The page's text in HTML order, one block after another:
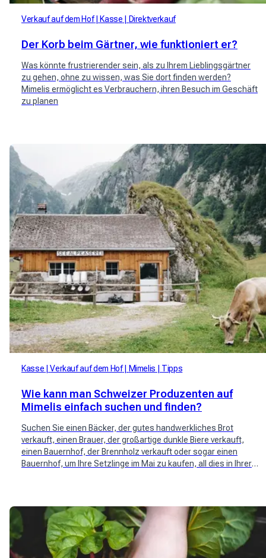
Verkauf auf dem Hof Kasse Direktverkauf
Der Korb beim Gärtner, wie funktioniert er?
Was könnte frustrierender sein, als zu Ihrem Lieblingsgärtner
zu gehen, ohne zu wissen, was Sie dort finden werden?
Mimelis ermöglicht es Verbrauchern, ihren Besuch im Geschäft
zu planen
Kasse Verkauf auf dem Hof Mimelis Tipps
Wie kann man Schweizer Produzenten auf
Mimelis einfach suchen und finden?
Suchen Sie einen Bäcker, der gutes handwerkliches Brot
verkauft, einen Brauer, der großartige dunkle Biere verkauft,
einen Bauernhof, der Brennholz verkauft oder sogar einen
Bauernhof, um Ihre Setzlinge im Mai zu kaufen, all dies in Ihrer